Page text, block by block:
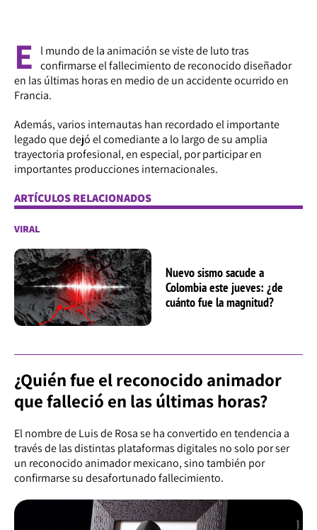
E
l mundo de la animación se viste de luto tras
confirmarse el fallecimiento de reconocido diseñador
en las últimas horas en medio de un accidente ocurrido en
Francia.
Además, varios internautas han recordado el importante
legado que dejó el comediante a lo largo de su amplia
trayectoria profesional, en especial, por participar en
importantes producciones internacionales.
ARTÍCULOS RELACIONADOS
VIRAL
Nuevo sismo sacude a
Colombia este jueves: ¿de
cuánto fue la magnitud?
¿Quién fue el reconocido animador
que falleció en las últimas horas?
El nombre de Luis de Rosa se ha convertido en tendencia a
través de las distintas plataformas digitales no solo por ser
un reconocido animador mexicano, sino también por
confirmarse su desafortunado fallecimiento.